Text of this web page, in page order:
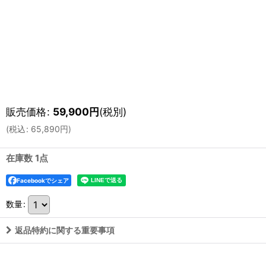
販売価格: 59,900円(税別)
(税込: 65,890円)
在庫数 1点
Facebookでシェア
数量:
返品特約に関する重要事項